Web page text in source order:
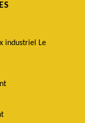
industriel Le